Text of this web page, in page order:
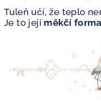
Tuleň učí, že teplo
Je to její měkčí forma